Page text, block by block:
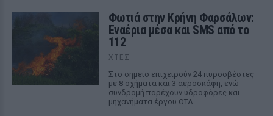
Φωτιά στην Κρήνη Φαρσάλων:
Εναέρια μέσα και SMS από το
112
ΧΤΕΣ
Στο σημείο επιχειρούν 24 πυροσβέστες
με 8 οχήματα και 3 αεροσκάφη, ενώ
συνδρομή παρέχουν υδροφόρες και
μηχανήματα έργου ΟΤΑ.